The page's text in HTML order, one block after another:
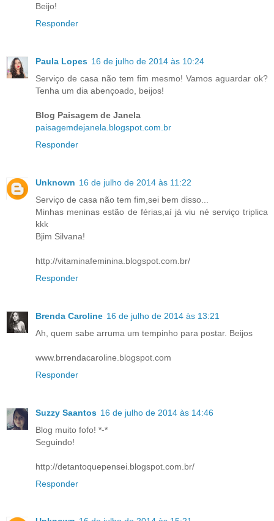
Beijo!
Responder
Paula Lopes 16 de julho de 2014 às 10:24
Serviço de casa não tem fim mesmo! Vamos aguardar ok?
Tenha um dia abençoado, beijos!
Blog Paisagem de Janela
paisagemdejanela.blogspot.com.br
Responder
Unknown 16 de julho de 2014 às 11:22
Serviço de casa não tem fim,sei bem disso...
Minhas meninas estão de férias,aí já viu né serviço triplica
kkk
Bjim Silvana!
http://vitaminafeminina.blogspot.com.br/
Responder
Brenda Caroline 16 de julho de 2014 às 13:21
Ah, quem sabe arruma um tempinho para postar. Beijos
www.brrendacaroline.blogspot.com
Responder
Suzzy Saantos 16 de julho de 2014 às 14:46
Blog muito fofo! *-*
Seguindo!
http://detantoquepensei.blogspot.com.br/
Responder